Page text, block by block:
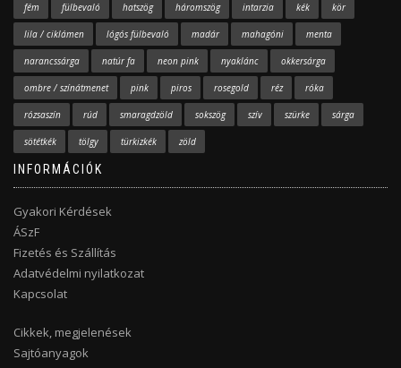
fém fülbevaló hatszög háromszög intarzia kék kör
lila / ciklámen lógós fülbevaló madár mahagóni menta
narancssárga natúr fa neon pink nyaklánc okkersárga
ombre / színátmenet pink piros rosegold réz róka
rózsaszín rúd smaragdzöld sokszög szív szürke sárga
sötétkék tölgy türkizkék zöld
INFORMÁCIÓK
Gyakori Kérdések
ÁSzF
Fizetés és Szállítás
Adatvédelmi nyilatkozat
Kapcsolat
Cikkek, megjelenések
Sajtóanyagok